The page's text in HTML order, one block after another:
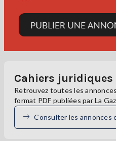
Cahiers juridiques
Retrouvez toutes les
format PDF publiées par La
Consulter les annonces